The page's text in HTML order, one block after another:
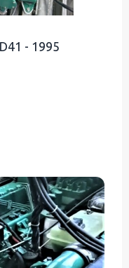
- 1995